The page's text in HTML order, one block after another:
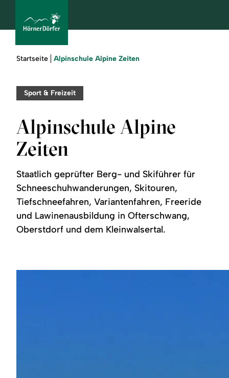
Urlaub
buchen
Sommer
Winter
Region
Sie
Startseite Alpinschule Alpine Zeiten
Sport & Freizeit
Alpinschule Alpine
Zeiten
Staatlich geprüfter Berg- und Skiführer für
Schneeschuhwanderungen, Skitouren,
Tiefschneefahren, Variantenfahren, Freeride
und Lawinenausbildung in Ofterschwang,
Oberstdorf und dem Kleinwalsertal.